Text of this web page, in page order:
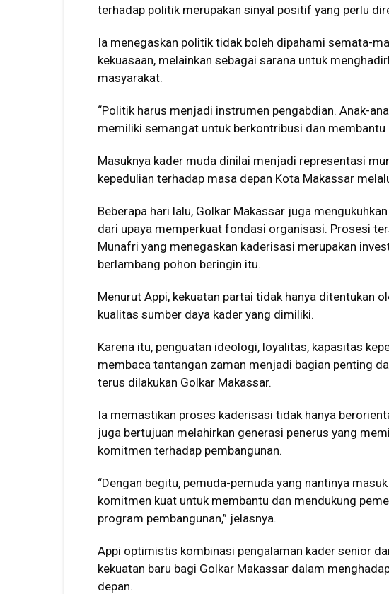
terhadap politik merupakan sinyal positif yang perlu
Ia menegaskan politik tidak boleh dipahami semata-
kekuasaan, melainkan sebagai sarana untuk
masyarakat.
“Politik harus menjadi instrumen pengabdian. Anak-
memiliki semangat untuk berkontribusi dan membantu
Masuknya kader muda dinilai menjadi representasi
kepedulian terhadap masa depan Kota Makassar
Beberapa hari lalu, Golkar Makassar juga
dari upaya memperkuat fondasi organisasi. Prosesi
Munafri yang menegaskan kaderisasi merupakan
berlambang pohon beringin itu.
Menurut Appi, kekuatan partai tidak hanya ditentukan
kualitas sumber daya kader yang dimiliki.
Karena itu, penguatan ideologi, loyalitas, kapasitas
membaca tantangan zaman menjadi bagian penting
terus dilakukan Golkar Makassar.
Ia memastikan proses kaderisasi tidak hanya
juga bertujuan melahirkan generasi penerus yang
komitmen terhadap pembangunan.
“Dengan begitu, pemuda-pemuda yang nantinya
komitmen kuat untuk membantu dan mendukung
program pembangunan,” jelasnya.
Appi optimistis kombinasi pengalaman kader senior
kekuatan baru bagi Golkar Makassar dalam
depan.